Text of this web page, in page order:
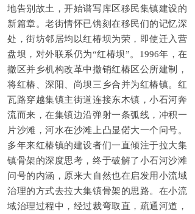
地告别故土，开始谱写库区移民集镇建设的
新篇章。老街情怀已镌刻在移民们的记忆深
处，街坊邻居均以红椿坝为荣，即使迁入营
盘坝，对外联系仍为“红椿坝”。1996年，在
撤区并乡机构改革中撤销红椿区公所建制，
将红椿、深阳、尚坝三乡合并为红椿镇。红
瓦路穿越集镇主街道连接东木镇，小石河奔
流而来，在集镇边沿弹射一条弧线，冲积一
片沙滩，河水在沙滩上凸显偌大一个问号。
多年来红椿镇的建设者们一直倾注于拉大集
镇骨架的深度思考，终于破解了小石河沙滩
问号的内涵，原来大自然也在启发用小流域
治理的方式去拉大集镇骨架的思路。在小流
域治理过程中，经过裁弯取直，疏通河道，